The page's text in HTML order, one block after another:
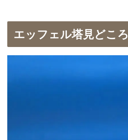
エッフェル塔見どころ